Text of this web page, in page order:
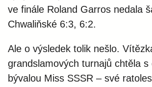
ve finále Roland Garros nedala
Chwaliňské 6:3, 6:2.
Ale o výsledek tolik nešlo.
grandslamových turnajů chtěla
bývalou Miss SSSR – své